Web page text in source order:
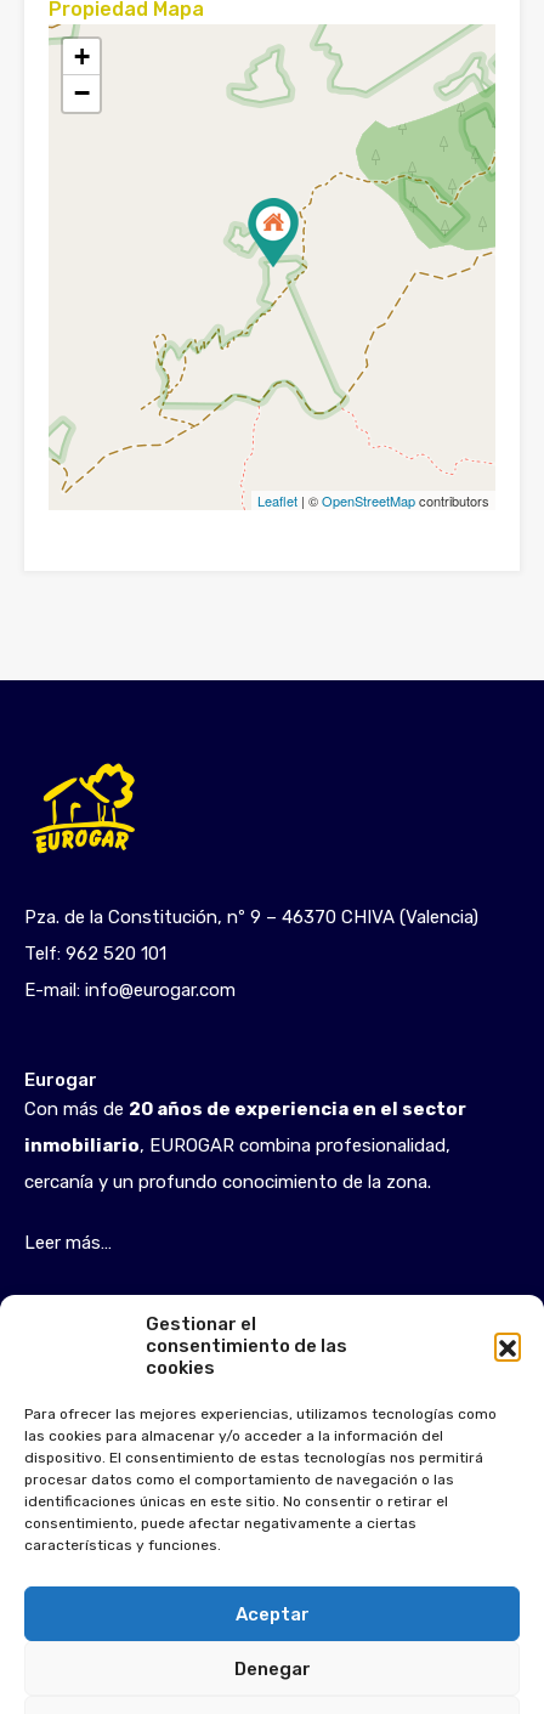
Gestionar el
consentimiento de las
cookies
Para ofrecer las mejores experiencias, utilizamos tecnologías como
las cookies para almacenar y/o acceder a la información del
dispositivo. El consentimiento de estas tecnologías nos permitirá
procesar datos como el comportamiento de navegación o las
identificaciones únicas en este sitio. No consentir o retirar el
consentimiento, puede afectar negativamente a ciertas
características y funciones.
Aceptar
Denegar
Propiedad Mapa
+
−
Leaflet | ©OpenStreetMapcontributors
Pza. de la Constitución, nº 9 – 46370 CHIVA (Valencia)
Telf: 962 520 101
E-mail: info@eurogar.com
Eurogar
Con más de 20 años de experiencia en el sector
inmobiliario, EUROGAR combina profesionalidad,
cercanía y un profundo conocimiento de la zona.
Leer más…
Quiénes somos
Comprar
Alquilar
Vender
Contacto
Buscar: